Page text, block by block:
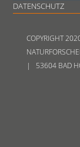
DATENSCHUTZ
COPYRIGHT
| 53604 BAD